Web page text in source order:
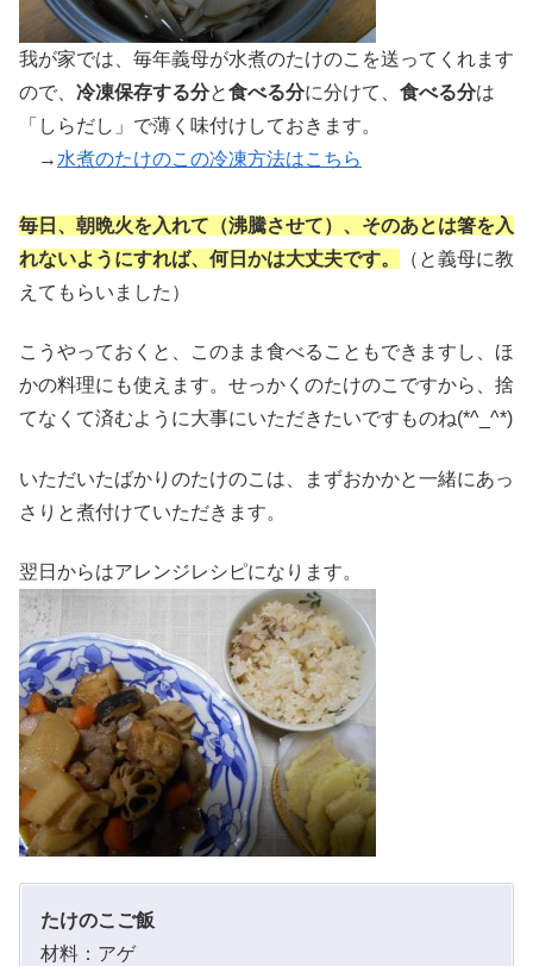
我が家では、毎年義母が水煮のたけのこを送ってくれます
ので、 冷凍保存する分と食べる分に分けて、 食べる分は
「しらだし」で薄く味付けしておきます。
→ 水煮のたけのこの冷凍方法はこちら
毎日、朝晩火を入れて（沸騰させて）、そのあとは箸を入
れないようにすれば、何日かは大丈夫です。
（と義母に教
えてもらいました）
こうやっておくと、このまま食べることもできますし、ほ
かの料理にも使えます。せっかくのたけのこですから、捨
てなくて済むように大事にいただきたいですものね(*^_^*)
いただいたばかりのたけのこは、まずおかかと一緒にあっ
さりと煮付けていただきます。
翌日からはアレンジレシピになります。
たけのこご飯
材料：アゲ